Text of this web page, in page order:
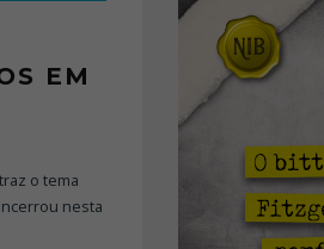
EM
o tema
nesta